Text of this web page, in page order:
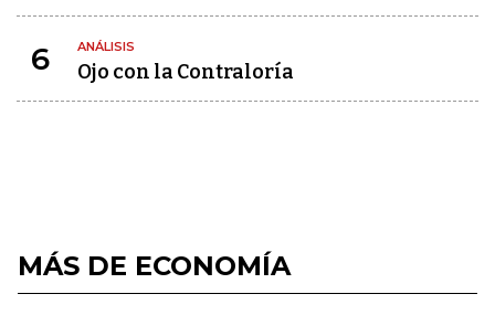
6 ANÁLISIS
Ojo con la Contraloría
MÁS DE ECONOMÍA